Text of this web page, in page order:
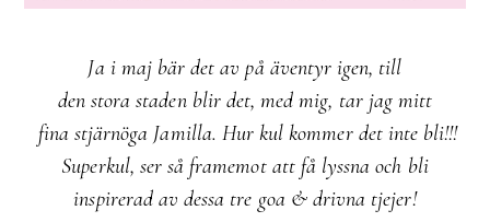
Ja i maj bär det av på äventyr igen, till
den stora staden blir det, med mig, tar jag mitt
fina stjärnöga Jamilla. Hur kul kommer det inte bli!!!
Superkul, ser så framemot att få lyssna och bli
inspirerad av dessa tre goa & drivna tjejer!